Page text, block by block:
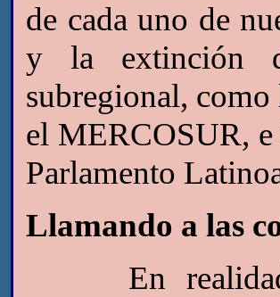
de cada uno de
y la extinción
subregional,
el MERCOSUR,
Parlamento
Llamando a las
En realidad